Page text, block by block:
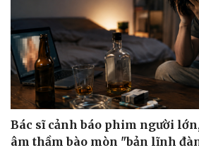
Bác sĩ cảnh báo phim người
âm thầm bào mòn "bản lĩnh